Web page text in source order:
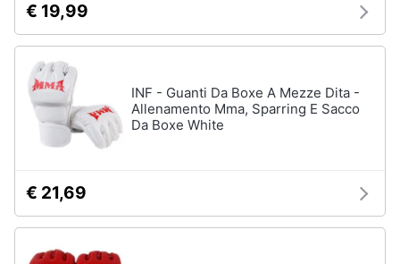
€ 19,99
INF - Guanti Da Boxe A Mezze Dita -
Allenamento Mma, Sparring E Sacco
Da Boxe White
€ 21,69